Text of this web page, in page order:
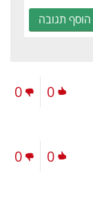
הוסף תגובה
0
0
0
0